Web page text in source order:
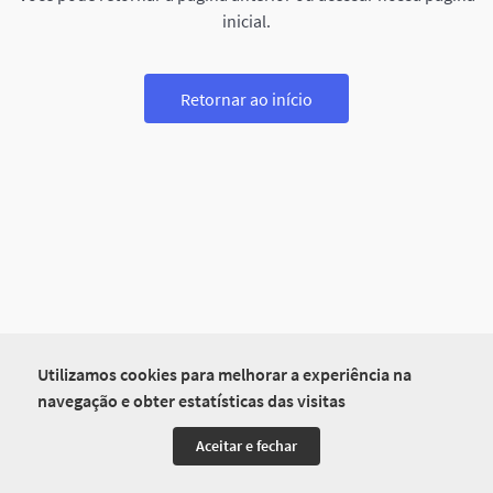
Utilizamos cookies para melhorar a experiência na
navegação e obter estatísticas das visitas
Aceitar e fechar
inicial.
Retornar ao início